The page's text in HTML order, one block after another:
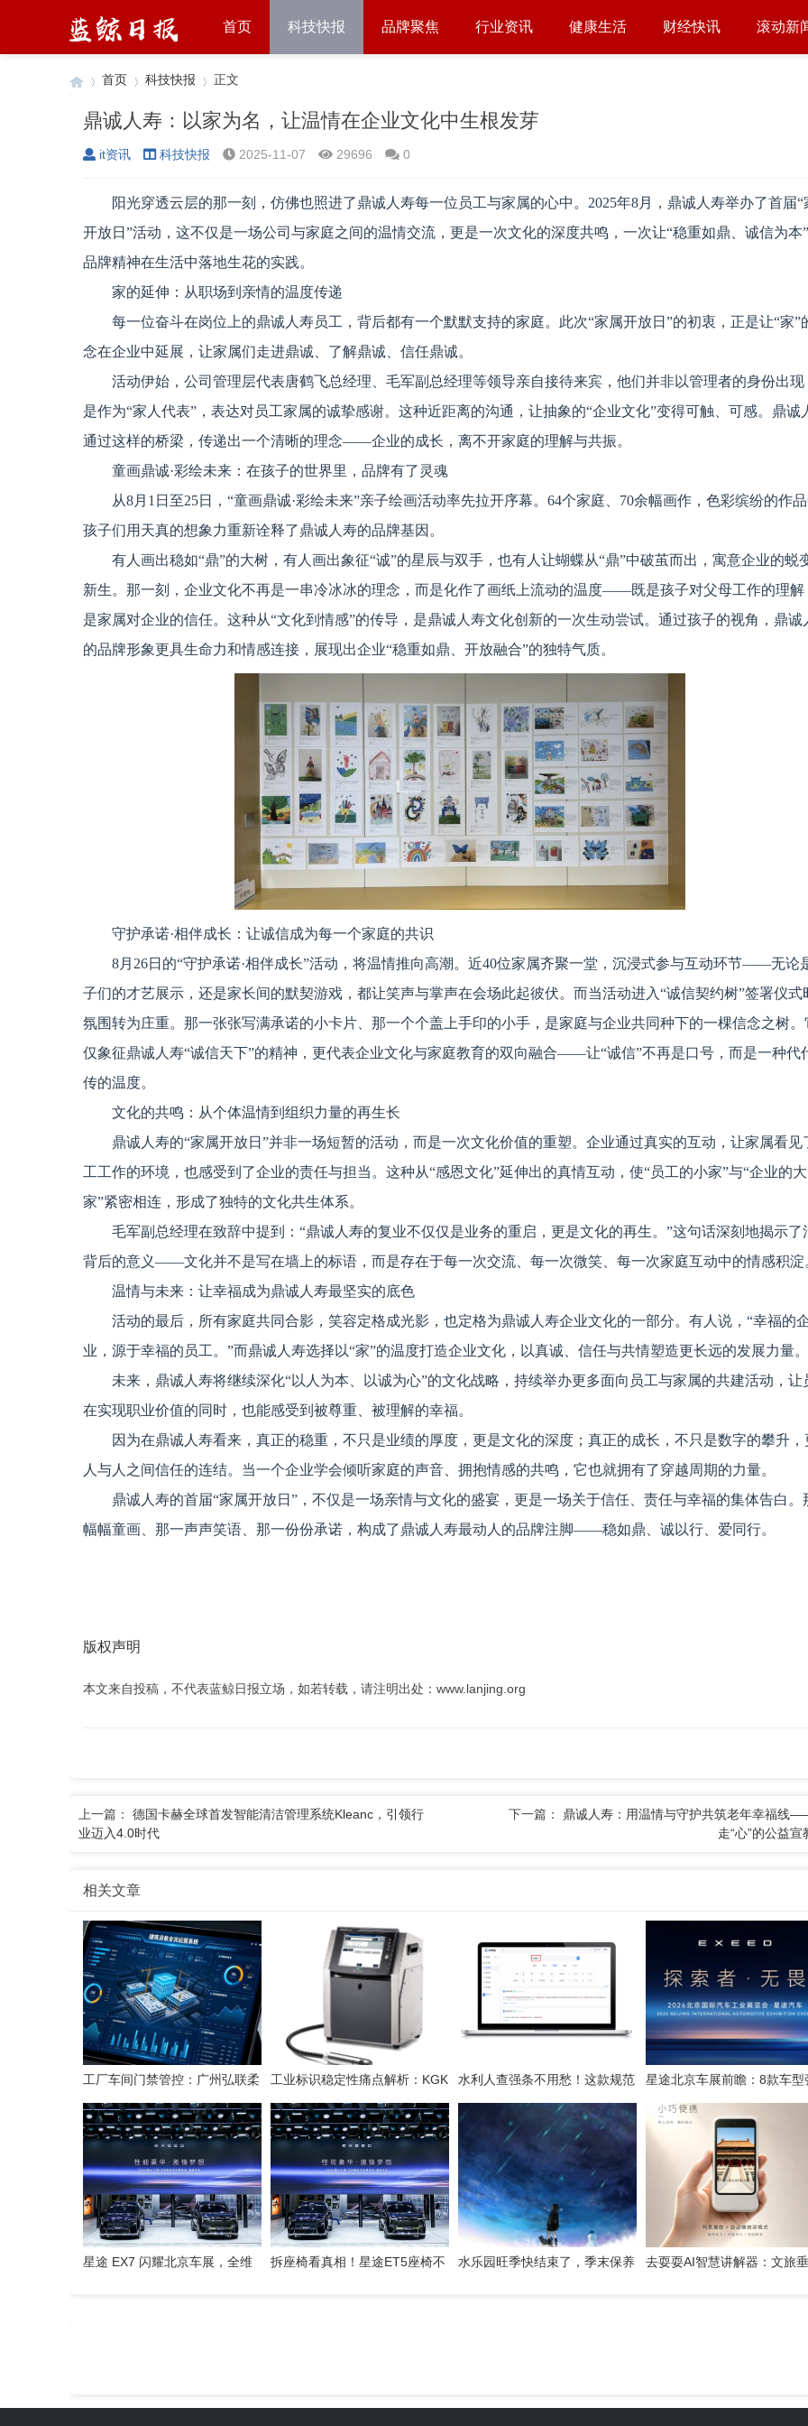
首页 科技快报 品牌聚焦 行业资讯 健康生活 财经快讯 滚动新
›
首页
›
科技快报
›
正文
鼎诚人寿：以家为名，让温情在企业文化中生根发芽
it资讯 科技快报 2025-11-07 29696 0
阳光穿透云层的那一刻，仿佛也照进了鼎诚人寿每一位员工与家属的心中。2025年8月，鼎诚人寿举办了首届“
开放日”活动，这不仅是一场公司与家庭之间的温情交流，更是一次文化的深度共鸣，一次让“稳重如鼎、诚信为本
品牌精神在生活中落地生花的实践。
家的延伸：从职场到亲情的温度传递
每一位奋斗在岗位上的鼎诚人寿员工，背后都有一个默默支持的家庭。此次“家属开放日”的初衷，正是让“家”
念在企业中延展，让家属们走进鼎诚、了解鼎诚、信任鼎诚。
活动伊始，公司管理层代表唐鹤飞总经理、毛军副总经理等领导亲自接待来宾，他们并非以管理者的身份出现
是作为“家人代表”，表达对员工家属的诚挚感谢。这种近距离的沟通，让抽象的“企业文化”变得可触、可感。鼎诚
通过这样的桥梁，传递出一个清晰的理念——企业的成长，离不开家庭的理解与共振。
童画鼎诚·彩绘未来：在孩子的世界里，品牌有了灵魂
从8月1日至25日，“童画鼎诚·彩绘未来”亲子绘画活动率先拉开序幕。64个家庭、70余幅画作，色彩缤纷的作品
孩子们用天真的想象力重新诠释了鼎诚人寿的品牌基因。
有人画出稳如“鼎”的大树，有人画出象征“诚”的星辰与双手，也有人让蝴蝶从“鼎”中破茧而出，寓意企业的蜕
新生。那一刻，企业文化不再是一串冷冰冰的理念，而是化作了画纸上流动的温度——既是孩子对父母工作的理解
是家属对企业的信任。这种从“文化到情感”的传导，是鼎诚人寿文化创新的一次生动尝试。通过孩子的视角，鼎诚
的品牌形象更具生命力和情感连接，展现出企业“稳重如鼎、开放融合”的独特气质。
守护承诺·相伴成长：让诚信成为每一个家庭的共识
8月26日的“守护承诺·相伴成长”活动，将温情推向高潮。近40位家属齐聚一堂，沉浸式参与互动环节——无论
子们的才艺展示，还是家长间的默契游戏，都让笑声与掌声在会场此起彼伏。而当活动进入“诚信契约树”签署仪式
氛围转为庄重。那一张张写满承诺的小卡片、那一个个盖上手印的小手，是家庭与企业共同种下的一棵信念之树。
仅象征鼎诚人寿“诚信天下”的精神，更代表企业文化与家庭教育的双向融合——让“诚信”不再是口号，而是一种代
传的温度。
文化的共鸣：从个体温情到组织力量的再生长
鼎诚人寿的“家属开放日”并非一场短暂的活动，而是一次文化价值的重塑。企业通过真实的互动，让家属看见
工工作的环境，也感受到了企业的责任与担当。这种从“感恩文化”延伸出的真情互动，使“员工的小家”与“企业的大
家”紧密相连，形成了独特的文化共生体系。
毛军副总经理在致辞中提到：“鼎诚人寿的复业不仅仅是业务的重启，更是文化的再生。”这句话深刻地揭示了
背后的意义——文化并不是写在墙上的标语，而是存在于每一次交流、每一次微笑、每一次家庭互动中的情感积淀
温情与未来：让幸福成为鼎诚人寿最坚实的底色
活动的最后，所有家庭共同合影，笑容定格成光影，也定格为鼎诚人寿企业文化的一部分。有人说，“幸福的
业，源于幸福的员工。”而鼎诚人寿选择以“家”的温度打造企业文化，以真诚、信任与共情塑造更长远的发展力量。
未来，鼎诚人寿将继续深化“以人为本、以诚为心”的文化战略，持续举办更多面向员工与家属的共建活动，让
在实现职业价值的同时，也能感受到被尊重、被理解的幸福。
因为在鼎诚人寿看来，真正的稳重，不只是业绩的厚度，更是文化的深度；真正的成长，不只是数字的攀升，
人与人之间信任的连结。当一个企业学会倾听家庭的声音、拥抱情感的共鸣，它也就拥有了穿越周期的力量。
鼎诚人寿的首届“家属开放日”，不仅是一场亲情与文化的盛宴，更是一场关于信任、责任与幸福的集体告白。
幅幅童画、那一声声笑语、那一份份承诺，构成了鼎诚人寿最动人的品牌注脚——稳如鼎、诚以行、爱同行。
版权声明
本文来自投稿，不代表蓝鲸日报立场，如若转载，请注明出处：www.lanjing.org
上一篇： 德国卡赫全球首发智能清洁管理系统Kleanc，引领行
业迈入4.0时代
下一篇： 鼎诚人寿：用温情与守护共筑老年幸福线
走“心”的公益宣
相关文章
工厂车间门禁管控：广州弘联柔
性方案解析
工业标识稳定性痛点解析：KGK
喷码技术的应对逻辑
水利人查强条不用愁！这款规范
检索工具一键搞定
星途北京车展前瞻：8款车型
势集结，开启3.0性能豪华探索
星途 EX7 闪耀北京车展，全维
拆座椅看真相！星途ET5座椅不
水乐园旺季快结束了，季末保养
去耍耍AI智慧讲解器：文旅